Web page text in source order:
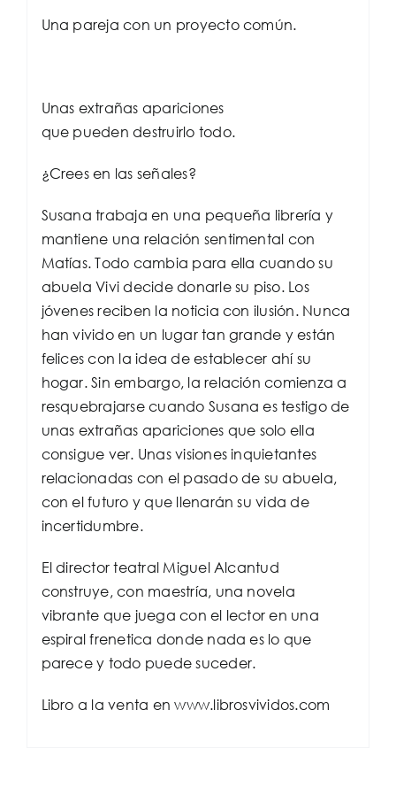
Una pareja con un proyecto común.
Unas extrañas apariciones
que pueden destruirlo todo.
¿Crees en las señales?
Susana trabaja en una pequeña librería y
mantiene una relación sentimental con
Matías. Todo cambia para ella cuando su
abuela Vivi decide donarle su piso. Los
jóvenes reciben la noticia con ilusión. Nunca
han vivido en un lugar tan grande y están
felices con la idea de establecer ahí su
hogar. Sin embargo, la relación comienza a
resquebrajarse cuando Susana es testigo de
unas extrañas apariciones que solo ella
consigue ver. Unas visiones inquietantes
relacionadas con el pasado de su abuela,
con el futuro y que llenarán su vida de
incertidumbre.
El director teatral Miguel Alcantud
construye, con maestría, una novela
vibrante que juega con el lector en una
espiral frenetica donde nada es lo que
parece y todo puede suceder.
Libro a la venta en www.librosvividos.com